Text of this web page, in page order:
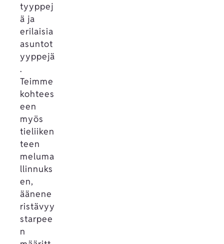
tyyppej
ä ja
erilaisia
asuntot
yyppejä
.
Teimme
kohtees
een
myös
tieliiken
teen
meluma
llinnuks
en,
äänene
ristävyy
starpee
n